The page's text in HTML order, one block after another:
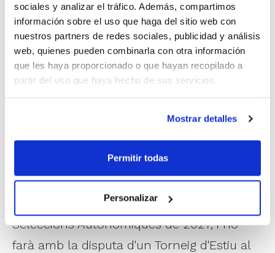
sociales y analizar el tráfico. Además, compartimos
información sobre el uso que haga del sitio web con
nuestros partners de redes sociales, publicidad y análisis
web, quienes pueden combinarla con otra información
que les haya proporcionado o que hayan recopilado a
partir del uso que haya hecho de sus servicios.
Mostrar detalles
Permitir todas
Personalizar
Campionat d'Espanya U13 3×3 de
seleccions autonòmiques, que es disputarà
a la fi del mes de juny. A continuació, esta
mateixa generació començarà a preparar
el Campionat d'Espanya Infantil de
Seleccions Autonòmiques de 2027, i ho
farà amb la disputa d'un Torneig d'Estiu al